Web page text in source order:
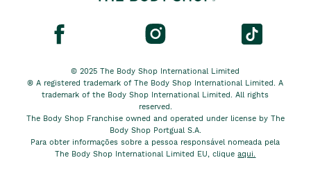
© 2025 The Body Shop International Limited
® A registered trademark of The Body Shop International Limited. A
trademark of the Body Shop International Limited. All rights
reserved.
The Body Shop Franchise owned and operated under license by The
Body Shop Portgual S.A.
Para obter informações sobre a pessoa responsável nomeada pela
The Body Shop International Limited EU, cliqueaqui.